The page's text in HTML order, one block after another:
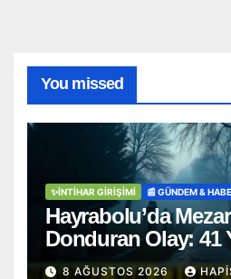
You missed
✨İNTIHAR GIRIŞIMI 📰 GÜNDEM &
Hayrabolu’da
Donduran Olay: 41
Şahıs Ağaca Asılı
8 AĞUSTOS 2026